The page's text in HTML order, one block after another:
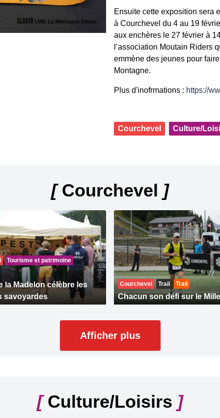
Ensuite cette exposition sera
à Courchevel du 4 au 19
aux enchères le 27 février à
l’association Moutain Riders
emmène des jeunes pour
Montagne.
Plus d'inofrmations : https://
Courchevel Culture/
[Courchevel ]
Tourisme et patrimoine
la Madelon célèbre les
savoyardes
Courchevel Trail Trail
Chacun son défi sur le
Afficher plus
[Culture/Loisirs ]